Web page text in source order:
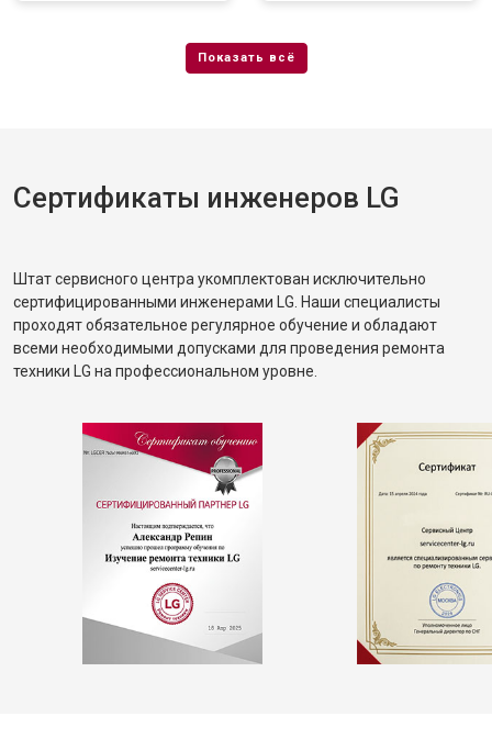
Сертификаты инженеров LG
Штат сервисного центра укомплектован исключительно
сертифицированными инженерами LG. Наши специалисты
проходят обязательное регулярное обучение и обладают
всеми необходимыми допусками для проведения ремонта
техники LG на профессиональном уровне.